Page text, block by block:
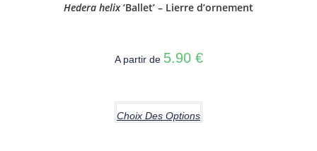
Hedera helix‘Ballet’ – Lierre d’ornement
A partir de 5.90 €
Choix Des Options